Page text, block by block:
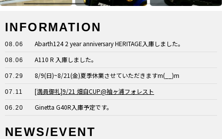
INFORMATION
08.06 Abarth124 2 year anniversary HERITAGE入庫しました。
08.06 A110 R 入庫しました。
07.29 8/9(日)~8/21(金)夏季休業させていただきますm(__)m
07.11 [満員御礼]9/21 畑自CUP@袖ヶ浦フォレスト
06.20 Ginetta G40R入庫予定です。
NEWS/EVENT